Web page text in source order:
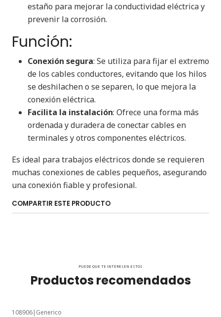
estaño para mejorar la conductividad eléctrica y
prevenir la corrosión.
Función:
Conexión segura: Se utiliza para fijar el extremo
de los cables conductores, evitando que los hilos
se deshilachen o se separen, lo que mejora la
conexión eléctrica.
Facilita la instalación: Ofrece una forma más
ordenada y duradera de conectar cables en
terminales y otros componentes eléctricos.
Es ideal para trabajos eléctricos donde se requieren
muchas conexiones de cables pequeños, asegurando
una conexión fiable y profesional.
COMPARTIR ESTE PRODUCTO
PUEDE QUE TE INTERESEN ESTOS
Productos recomendados
108906| Generico